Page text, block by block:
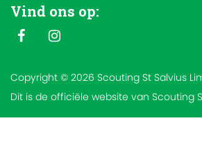
Vind ons op:
Copyright © 2026 Scouting St Salvius
Dit is de officiële website van Scouting